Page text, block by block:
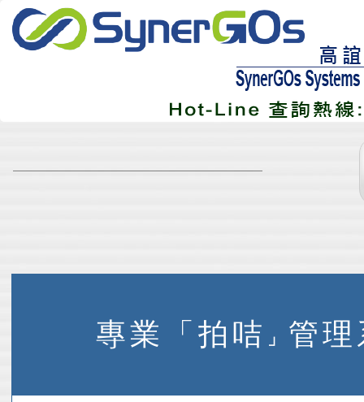
專業「拍咭 」 管